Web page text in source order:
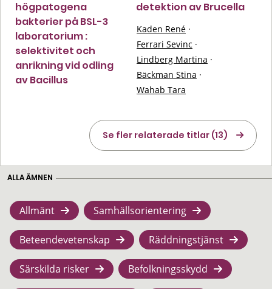
högpatogena
bakterier på BSL-3
laboratorium :
selektivitet och
anrikning vid odling
av Bacillus
detektion av Brucella
Kaden René ·
Ferrari Sevinc ·
Lindberg Martina ·
Bäckman Stina ·
Wahab Tara
Se fler relaterade titlar (13)
ALLA ÄMNEN
Allmänt Samhällsorientering
Beteendevetenskap Räddningstjänst
Särskilda risker Befolkningsskydd